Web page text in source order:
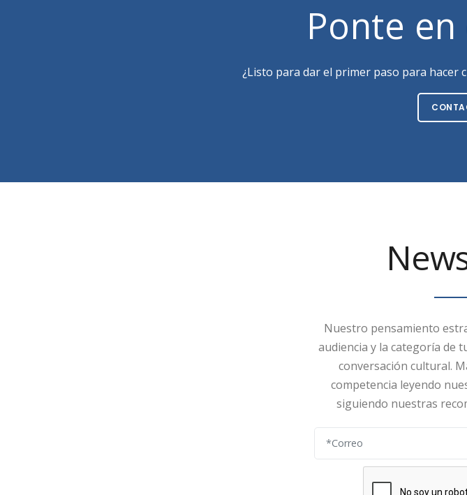
Ponte
¿Listo para dar el primer paso para hacer
Nuestro pensamiento
audiencia y la categoría de
conversación cultural.
competencia leyendo
siguiendo nuestras